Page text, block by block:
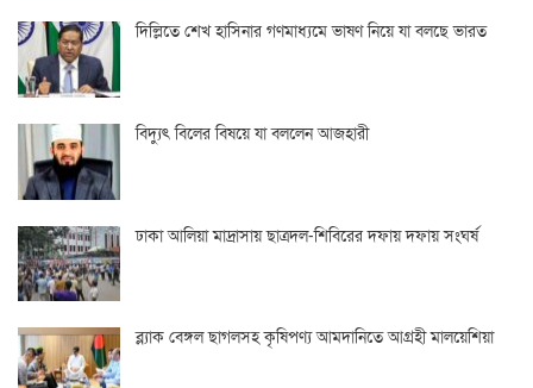
দিল্লিতে শেখ হাসিনার গণমাধ্যমে ভাষণ নিয়ে যা বলছে ভারত
বিদ্যুৎ বিলের বিষয়ে যা বললেন আজহারী
ঢাকা আলিয়া মাদ্রাসায় ছাত্রদল-শিবিরের দফায় দফায় সংঘর্ষ
ব্ল্যাক বেঙ্গল ছাগলসহ কৃষিপণ্য আমদানিতে আগ্রহী মালয়েশিয়া